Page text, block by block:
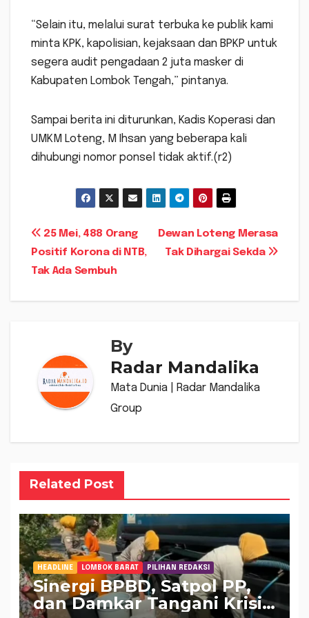
“Selain itu, melalui surat terbuka ke publik kami
minta KPK, kapolisian, kejaksaan dan BPKP untuk
segera audit pengadaan 2 juta masker di
Kabupaten Lombok Tengah,” pintanya.
Sampai berita ini diturunkan, Kadis Koperasi dan
UMKM Loteng, M Ihsan yang beberapa kali
dihubungi nomor ponsel tidak aktif.(r2)
Navigasi
pos
Dewan Loteng Merasa
Tak Dihargai Sekda
25 Mei, 488 Orang
Positif Korona di NTB,
Tak Ada Sembuh
By
Radar Mandalika
Mata Dunia | Radar Mandalika
Group
Related Post
HEADLINE LOMBOK BARAT PILIHAN REDAKSI
Sinergi BPBD, Satpol PP,
dan Damkar Tangani Krisis